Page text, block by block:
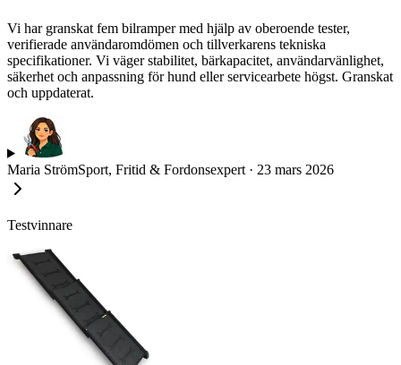
Vi har granskat fem bilramper med hjälp av oberoende tester,
verifierade användaromdömen och tillverkarens tekniska
specifikationer. Vi väger stabilitet, bärkapacitet, användarvänlighet,
säkerhet och anpassning för hund eller servicearbete högst. Granskat
och uppdaterat.
Maria StrömSport, Fritid & Fordonsexpert · 23 mars 2026
Testvinnare